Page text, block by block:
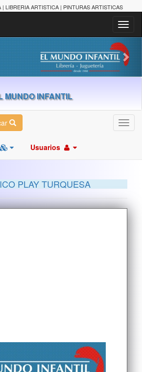
LIBRERIA ARTISTICA | PINTURAS ARTISTICAS
MUNDO INFANTIL
Usuarios
PLAY TURQUESA